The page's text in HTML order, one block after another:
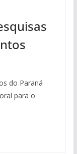
do Paraná
para o